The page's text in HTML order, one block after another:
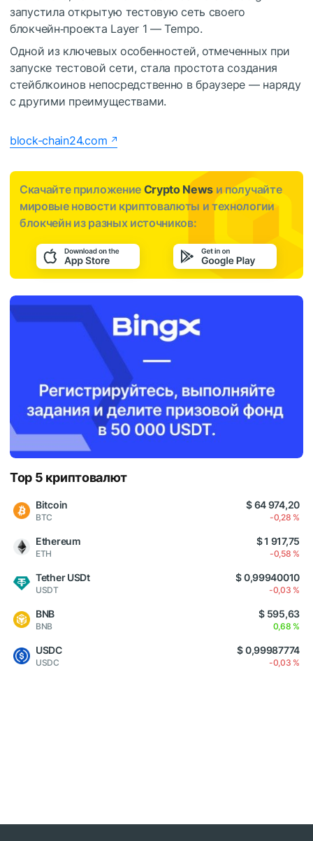
запустила открытую тестовую сеть своего
блокчейн‑проекта Layer 1 — Tempo.
Одной из ключевых особенностей, отмеченных при
запуске тестовой сети, стала простота создания
стейблкоинов непосредственно в браузере — наряду
с другими преимуществами.
block-chain24.com
Скачайте приложение Crypto News и получайте
мировые новости криптовалюты и технологии
блокчейн из разных источников:
Top 5 криптовалют
Bitcoin
BTC
$ 64 974,20
-0,28 %
Ethereum
ETH
$ 1 917,75
-0,58 %
Tether USDt
USDT
$ 0,99940010
-0,03 %
BNB
BNB
$ 595,63
0,68 %
USDC
USDC
$ 0,99987774
-0,03 %